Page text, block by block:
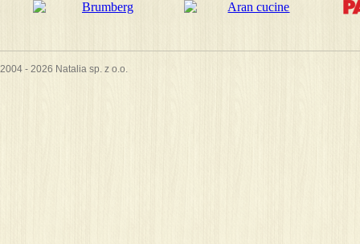
2004 - 2026 Natalia sp. z o.o.